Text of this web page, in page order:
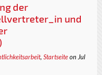
der
und
, Startseiteon Jul